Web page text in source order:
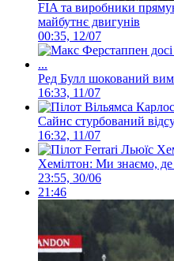
FIA та виробники
майбутнє двигунів
00:35, 12/07
Ред Булл шокований
16:33, 11/07
Сайнс стурбований
16:32, 11/07
Хемілтон: Ми знаємо,
23:55, 30/06
21:46